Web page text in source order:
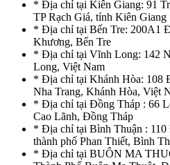
* Địa chỉ tại Kiên Giang: 91
TP Rạch Giá, tỉnh Kiên Giang
* Địa chỉ tại Bến Tre: 200A1
Khương, Bến Tre
* Địa chỉ tại Vĩnh Long: 142
Long, Việt Nam
* Địa chỉ tại Khánh Hòa: 108
Nha Trang, Khánh Hòa, Việt
* Địa chỉ tại Đồng Tháp : 66
Cao Lãnh, Đồng Tháp
* Địa chỉ tại Bình Thuận :
thành phố Phan Thiết, Bình
* Địa chỉ tại BUÔN MA